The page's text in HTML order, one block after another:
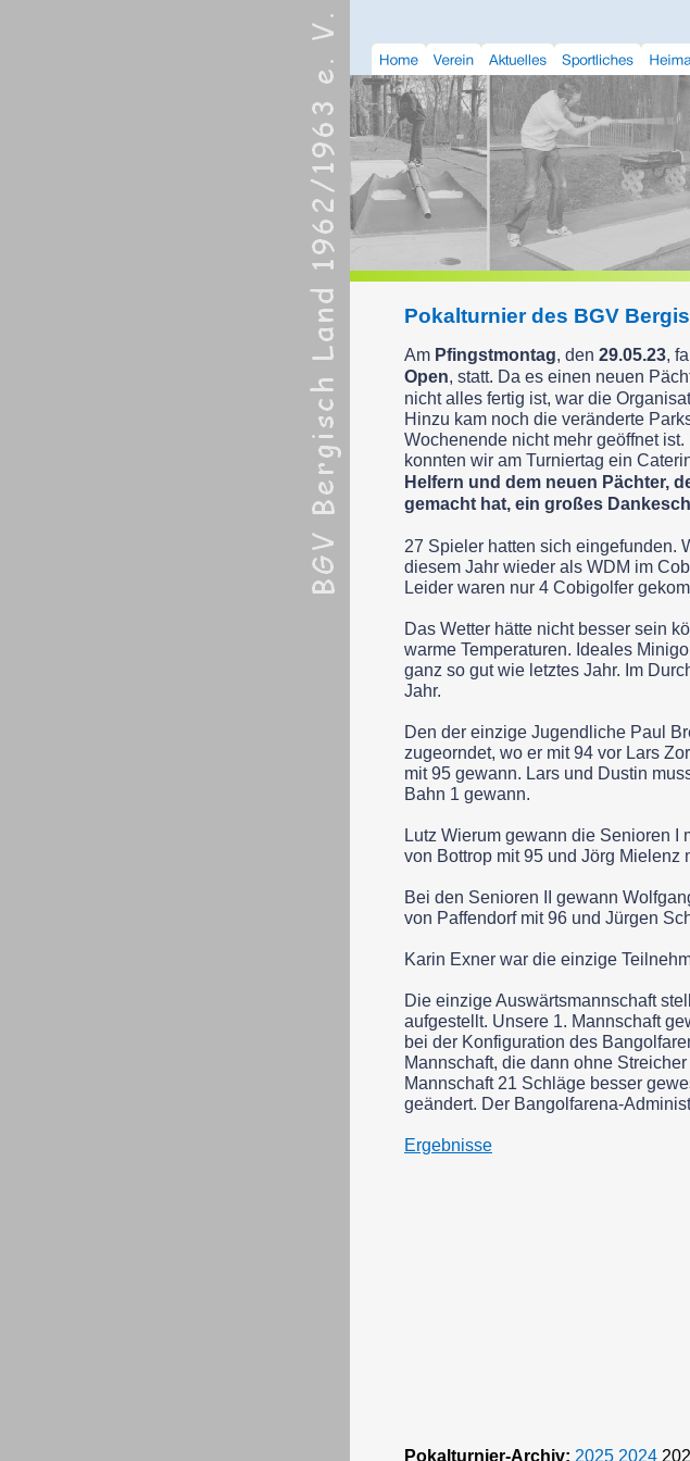
Pokalturnier des BGV
Am Pfingstmontag, den 29.05.23,
Open, statt. Da es einen neuen
nicht alles fertig ist, war die
Hinzu kam noch die veränderte
Wochenende nicht mehr geöffnet
konnten wir am Turniertag ein
Helfern und dem neuen Pächter,
gemacht hat, ein großes
27 Spieler hatten sich eingefunden.
diesem Jahr wieder als WDM im
Leider waren nur 4 Cobigolfer
Das Wetter hätte nicht besser sein
warme Temperaturen. Ideales
ganz so gut wie letztes Jahr. Im
Jahr.
Den der einzige Jugendliche Paul
zugeorndet, wo er mit 94 vor Lars
mit 95 gewann. Lars und Dustin
Bahn 1 gewann.
Lutz Wierum gewann die Senioren I
von Bottrop mit 95 und Jörg Mielenz
Bei den Senioren II gewann
von Paffendorf mit 96 und Jürgen
Karin Exner war die einzige
Die einzige Auswärtsmannschaft
aufgestellt. Unsere 1. Mannschaft
bei der Konfiguration des
Mannschaft, die dann ohne
Mannschaft 21 Schläge besser
geändert. Der Bangolfarena-
Ergebnisse
Pokalturnier-Archiv: 2025 2024